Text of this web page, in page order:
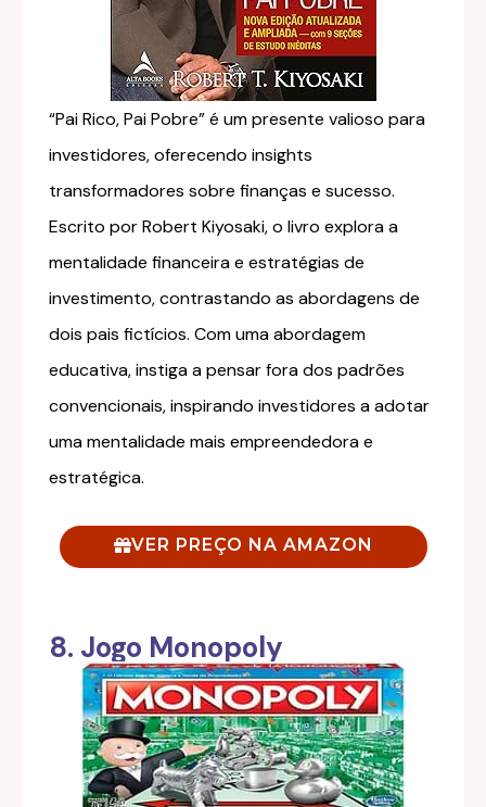
“Pai Rico, Pai Pobre” é um presente valioso para
investidores, oferecendo insights
transformadores sobre finanças e sucesso.
Escrito por Robert Kiyosaki, o livro explora a
mentalidade financeira e estratégias de
investimento, contrastando as abordagens de
dois pais fictícios. Com uma abordagem
educativa, instiga a pensar fora dos padrões
convencionais, inspirando investidores a adotar
uma mentalidade mais empreendedora e
estratégica.
VER PREÇO NA AMAZON
8. Jogo Monopoly